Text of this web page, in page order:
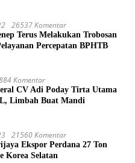
26537 Komentar
Terus Melakukan Trobosan
Percepatan BPHTB
Komentar
CV Adi Poday Tirta Utama
Limbah Buat Mandi
21560 Komentar
Ekspor Perdana 27 Ton
Korea Selatan